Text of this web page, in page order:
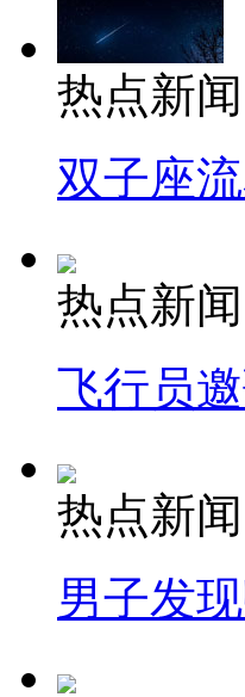
热点新闻
双子座
热点新闻
飞行员
热点新闻
男子发